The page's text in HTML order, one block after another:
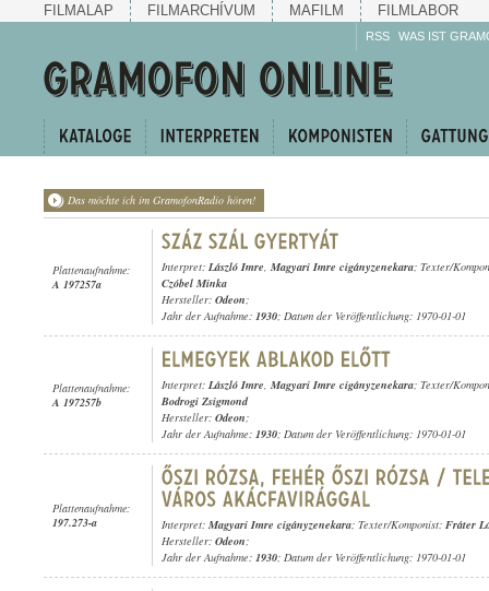
FILMALAP FILMARCHÍVUM MAFILM FILMLABOR
RSS WAS IST
Das möchte ich im GramofonRadio hören!
Plattenaufnahme:
A 197257a
Interpret: László Imre, Magyari Imre cigányzenekara; Texter/
Czóbel Minka
Hersteller: Odeon;
Jahr der Aufnahme: 1930; Datum der Veröffentlichung: 1970-01-01
Plattenaufnahme:
A 197257b
Interpret: László Imre, Magyari Imre cigányzenekara; Texter/
Bodrogi Zsigmond
Hersteller: Odeon;
Jahr der Aufnahme: 1930; Datum der Veröffentlichung: 1970-01-01
Plattenaufnahme:
197.273-a
Interpret: Magyari Imre cigányzenekara; Texter/Komponist: Fráter
Hersteller: Odeon;
Jahr der Aufnahme: 1930; Datum der Veröffentlichung: 1970-01-01